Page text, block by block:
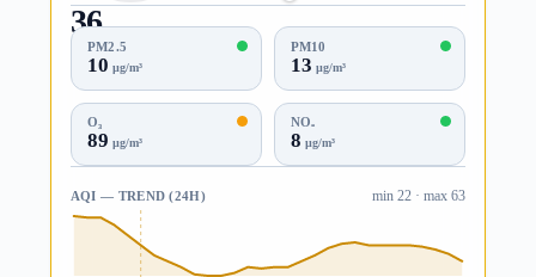
36
AQI
PM2.5
10 µg/m³
PM10
13 µg/m³
O₃
89 µg/m³
NO₂
8 µg/m³
AQI — TREND (24H) min 22 · max 63